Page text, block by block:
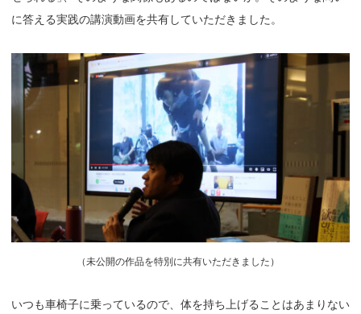
に答える実践の講演動画を共有していただきました。
（未公開の作品を特別に共有いただきました）
いつも車椅子に乗っているので、体を持ち上げることはあまりない